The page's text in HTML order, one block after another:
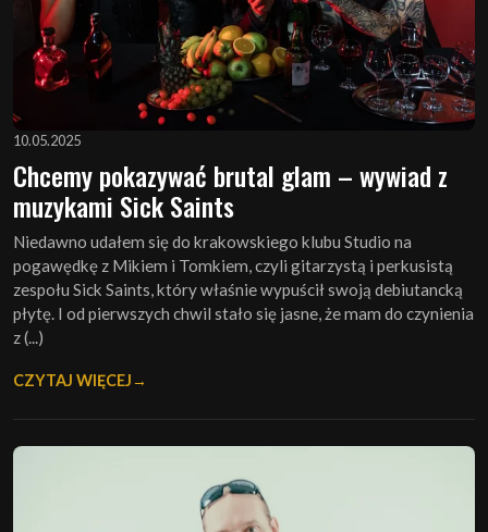
10.05.2025
Chcemy pokazywać brutal glam – wywiad z
muzykami Sick Saints
Niedawno udałem się do krakowskiego klubu Studio na
pogawędkę z Mikiem i Tomkiem, czyli gitarzystą i perkusistą
zespołu Sick Saints, który właśnie wypuścił swoją debiutancką
płytę. I od pierwszych chwil stało się jasne, że mam do czynienia
z (...)
CZYTAJ WIĘCEJ